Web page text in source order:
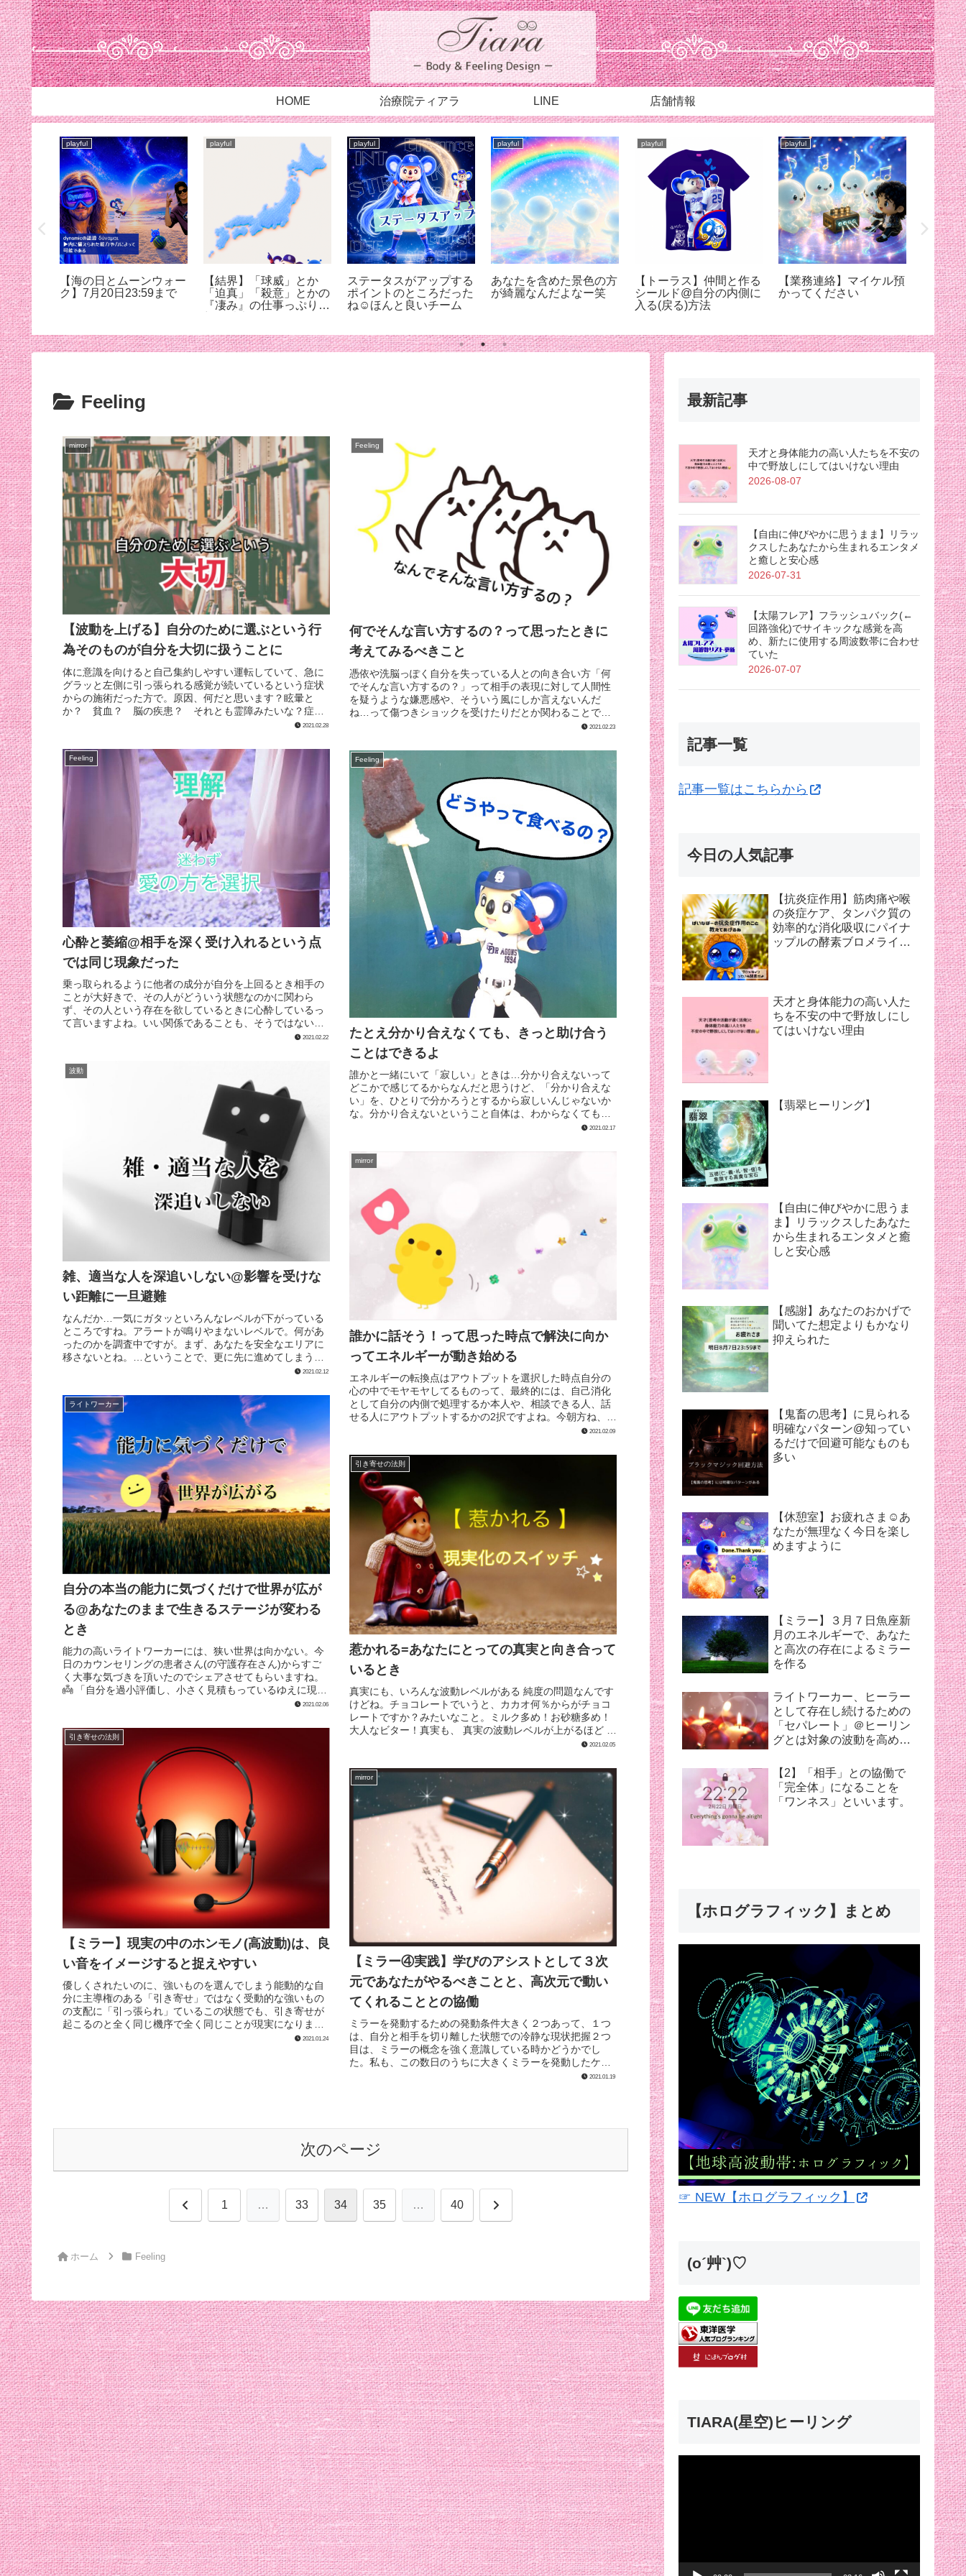
HOME 治療院ティアラ LINE 店舗情報
…
playful
【海の日とムーンウォー
ク】7月20日23:59まで
playful
【結界】「球威」とか
「迫真」「殺意」とかの
『凄み』の仕事っぷりが
playful
ステータスがアップする
ポイントのところだった
ね☺︎ほんと良いチーム
playful
あなたを含めた景色の方
が綺麗なんだよなー笑
playful
【トーラス】仲間と作る
シールド@自分の内側に
入る(戻る)方法
playful
【業務連絡】マイケル預
かってください
playful
【スリ
ろちょ
ケルに
【7月
Feeling
mirror
【波動を上げる】自分のために選ぶという行
為そのものが自分を大切に扱うことに
体に意識を向けると自己集約しやすい運転していて、急に
グラッと左側に引っ張られる感覚が続いているという症状
からの施術だった方で。原因、何だと思います？眩暈と
か？ 貧血？ 脳の疾患？ それとも霊障みたいな？症状
2021.02.28
Feeling
何でそんな言い方するの？って思ったときに
考えてみるべきこと
憑依や洗脳っぽく自分を失っている人との向き合い方「何
でそんな言い方するの？」って相手の表現に対して人間性
を疑うような嫌悪感や、そういう風にしか言えないんだ
ね…って傷つきショックを受けたりだとか関わることで
2021.02.23
Feeling
心酔と萎縮@相手を深く受け入れるという点
では同じ現象だった
乗っ取られるように他者の成分が自分を上回るとき相手の
ことが大好きで、その人がどういう状態なのかに関わら
ず、その人という存在を欲しているときに心酔しているっ
て言いますよね。いい関係であることも、そうではない場
2021.02.22
Feeling
たとえ分かり合えなくても、きっと助け合う
ことはできるよ
誰かと一緒にいて「寂しい」ときは…分かり合えないって
どこかで感じてるからなんだと思うけど、「分かり合えな
い」を、ひとりで分かろうとするから寂しいんじゃないか
な。分かり合えないということ自体は、わからなくてもよ
2021.02.17
波動
雑、適当な人を深追いしない@影響を受けな
い距離に一旦避難
なんだか…一気にガタッといろんなレベルが下がっている
ところですね。アラートが鳴りやまないレベルで。何があ
ったのかを調査中ですが。まず、あなたを安全なエリアに
移さないとね。…ということで、更に先に進めてしまうこ
2021.02.12
mirror
誰かに話そう！って思った時点で解決に向か
ってエネルギーが動き始める
エネルギーの転換点はアウトプットを選択した時点自分の
心の中でモヤモヤしてるものって、最終的には、自己消化
として自分の内側で処理するか本人や、相談できる人、話
せる人にアウトプットするかの2択ですよね。今朝方ね、エ
2021.02.09
ライトワーカー
自分の本当の能力に気づくだけで世界が広が
る@あなたのままで生きるステージが変わる
とき
能力の高いライトワーカーには、狭い世界は向かない。今
日のカウンセリングの患者さん(の守護存在さん)からすご
く大事な気づきを頂いたのでシェアさせてもらいますね。
👼 「自分を過小評価し、小さく見積もっているゆえに現実
2021.02.06
引き寄せの法則
惹かれる=あなたにとっての真実と向き合って
いるとき
真実にも、いろんな波動レベルがある 純度の問題なんです
けどね。チョコレートでいうと、カカオ何％からがチョコ
レートですか？みたいなこと。ミルク多め！お砂糖多め！
大人なビター！真実も、 真実の波動レベルが上がるほど ほ
2021.02.05
引き寄せの法則
【ミラー】現実の中のホンモノ(高波動)は、良
い音をイメージすると捉えやすい
優しくされたいのに、強いものを選んでしまう能動的な自
分に主導権のある「引き寄せ」ではなく受動的な強いもの
の支配に「引っ張られ」ているこの状態でも、引き寄せが
起こるのと全く同じ機序で全く同じことが現実になりま
2021.01.24
mirror
【ミラー④実践】学びのアシストとして３次
元であなたがやるべきことと、高次元で動い
てくれることとの協働
ミラーを発動するための発動条件大きく２つあって、１つ
は、自分と相手を切り離した状態での冷静な現状把握２つ
目は、ミラーの概念を強く意識している時かどうかでし
た。私も、この数日のうちに大きくミラーを発動したケー
2021.01.19
次のページ
前 1 … 33 34 35 … 40 次
ホーム Feeling
最新記事
天才と身体能力の高い人たちを不安の
中で野放しにしてはいけない理由
2026-08-07
【自由に伸びやかに思うまま】リラッ
クスしたあなたから生まれるエンタメ
と癒しと安心感
2026-07-31
【太陽フレア】フラッシュバック(←
回路強化)でサイキックな感覚を高
め、新たに使用する周波数帯に合わせ
ていた
2026-07-07
記事一覧
記事一覧はこちらから
今日の人気記事
【抗炎症作用】筋肉痛や喉
の炎症ケア、タンパク質の
効率的な消化吸収にパイナ
ップルの酵素ブロメライン
天才と身体能力の高い人た
ちを不安の中で野放しにし
てはいけない理由
【翡翠ヒーリング】
【自由に伸びやかに思うま
ま】リラックスしたあなた
から生まれるエンタメと癒
しと安心感
【感謝】あなたのおかげで
聞いてた想定よりもかなり
抑えられた
【鬼畜の思考】に見られる
明確なパターン@知ってい
るだけで回避可能なものも
多い
【休憩室】お疲れさま☺︎あ
なたが無理なく今日を楽し
めますように
【ミラー】３月７日魚座新
月のエネルギーで、あなた
と高次の存在によるミラー
を作る
ライトワーカー、ヒーラー
として存在し続けるための
「セパレート」＠ヒーリン
グとは対象の波動を高め癒
【2】「相手」との協働で
「完全体」になることを
「ワンネス」といいます。
【ホログラフィック】まとめ
☞ NEW【ホログラフィック】
(o´艸`)♡
TIARA(星空)ヒーリング